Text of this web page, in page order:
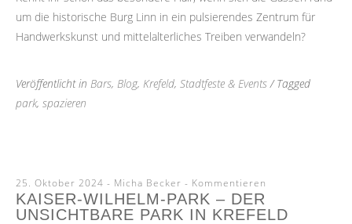
um die historische Burg Linn in ein pulsierendes Zentrum für
Handwerkskunst und mittelalterliches Treiben verwandeln?
Veröffentlicht in Bars, Blog, Krefeld, Stadtfeste & Events / Tagged
park, spazieren
25. Oktober 2024 - Micha Becker Kommentieren
KAISER-WILHELM-PARK – DER
UNSICHTBARE PARK IN KREFELD